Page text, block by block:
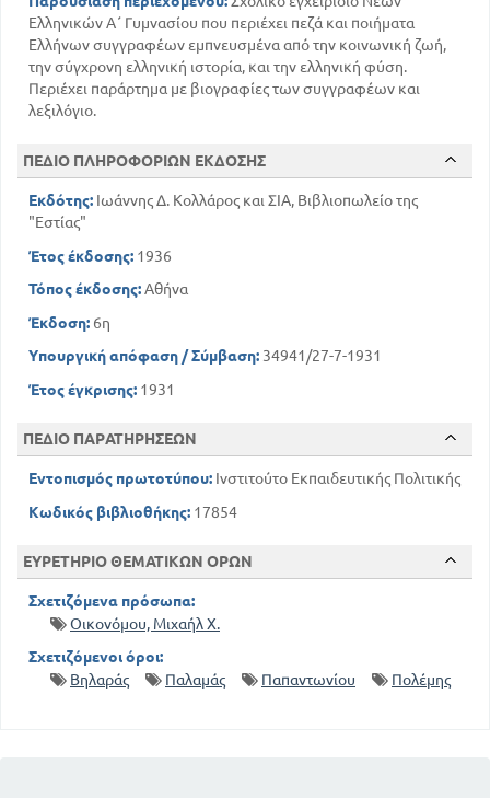
Ελληνικών Α΄ Γυμνασίου που περιέχει πεζά και ποιήματα
Ελλήνων συγγραφέων εμπνευσμένα από την κοινωνική ζωή,
την σύγχρονη ελληνική ιστορία, και την ελληνική φύση.
Περιέχει παράρτημα με βιογραφίες των συγγραφέων και
λεξιλόγιο.
ΠΕΔΙΟ ΠΛΗΡΟΦΟΡΙΩΝ ΕΚΔΟΣΗΣ
Εκδότης: Ιωάννης Δ. Κολλάρος και ΣΙΑ, Βιβλιοπωλείο της
"Εστίας"
Έτος έκδοσης: 1936
Τόπος έκδοσης:Αθήνα
Έκδοση: 6η
Υπουργική απόφαση / Σύμβαση: 34941/27-7-1931
Έτος έγκρισης: 1931
ΠΕΔΙΟ ΠΑΡΑΤΗΡΗΣΕΩΝ
Εντοπισμός πρωτοτύπου: Ινστιτούτο Εκπαιδευτικής Πολιτικής
Κωδικός βιβλιοθήκης: 17854
ΕΥΡΕΤΗΡΙΟ ΘΕΜΑΤΙΚΩΝ ΟΡΩΝ
Σχετιζόμενα πρόσωπα:
Οικονόμου, Μιχαήλ Χ.
Σχετιζόμενοι όροι:
Βηλαράς
Παλαμάς Παπαντωνίου Πολέμης